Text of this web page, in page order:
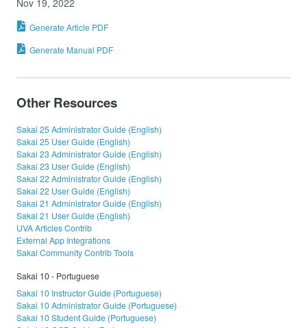
Generate Article PDF
Generate Manual PDF
Other Resources
Sakai 25 Administrator Guide (English)
Sakai 25 User Guide (English)
Sakai 23 Administrator Guide (English)
Sakai 23 User Guide (English)
Sakai 22 Administrator Guide (English)
Sakai 22 User Guide (English)
Sakai 21 Administrator Guide (English)
Sakai 21 User Guide (English)
UVA Articles Contrib
External App Integrations
Sakai Community Contrib Tools
Sakai 10 - Portuguese
Sakai 10 Instructor Guide (Portuguese)
Sakai 10 Administrator Guide (Portuguese)
Sakai 10 Student Guide (Portuguese)